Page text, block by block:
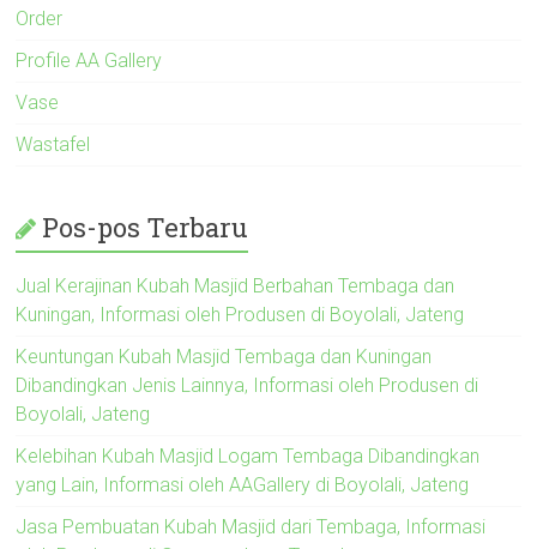
Order
Profile AA Gallery
Vase
Wastafel
Pos-pos Terbaru
Jual Kerajinan Kubah Masjid Berbahan Tembaga dan
Kuningan, Informasi oleh Produsen di Boyolali, Jateng
Keuntungan Kubah Masjid Tembaga dan Kuningan
Dibandingkan Jenis Lainnya, Informasi oleh Produsen di
Boyolali, Jateng
Kelebihan Kubah Masjid Logam Tembaga Dibandingkan
yang Lain, Informasi oleh AAGallery di Boyolali, Jateng
Jasa Pembuatan Kubah Masjid dari Tembaga, Informasi